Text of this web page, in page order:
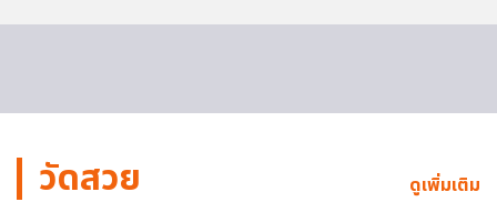
วัดสวย ดูเพิ่มเติม